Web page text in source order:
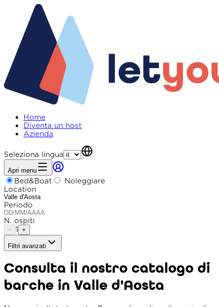
Home
Diventa un host
Azienda
Seleziona lingua
Apri menu
Bed&Boat
Noleggiare
Location
Periodo
N. ospiti
− 1 +
Filtri avanzati
Raggio
Ordina per
Prezzo min. (€)
Consulta il nostro catalogo di
barche in Valle d'Aosta